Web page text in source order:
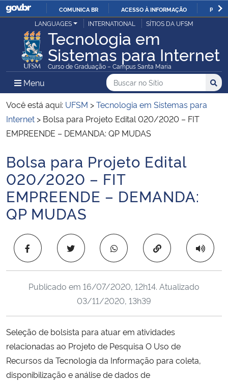
IR
PARA
O
CONTEÚDO
COMUNICA BR ACESSO À INFORMAÇÃO
Ministério da Justiça e Segurança Pública
Ministério da Defesa
Ministério das Relações Exteriores
Ministério da Economia
Ministério da Infraestrutura
Ministério da Agricultura, Pecuária e Abastecimento
Ministério da Educação
Ministério da Cidadania
Ministério da Saúde
Ministério de Minas e Energia
Ministério da Ciência, Tecnologia, Inovações e Comunicações
Ministério do Meio Ambiente
Ministério do Turismo
LANGUAGES INTERNATIONAL SÍTIOS DA UFSM
Tecnologia em
Sistemas para Internet
Curso de Graduação – Campus Santa Maria
Menu Menu Principal do Sítio
Busca
Buscar no no Sítio
Busca:
Você está aqui: UFSM >Tecnologia em Sistemas para
Internet > Bolsa para Projeto Edital 020/2020 – FIT
EMPREENDE – DEMANDA: QP MUDAS
Início do conteúdo
Bolsa para Projeto Edital
020/2020 – FIT
EMPREENDE – DEMANDA:
QP MUDAS
Copiar para área
Publicado em 16/07/2020, 12h14. Atualizado
03/11/2020, 13h39
Seleção de bolsista para atuar em atividades
relacionadas ao Projeto de Pesquisa O Uso de
Recursos da Tecnologia da Informação para coleta,
disponibilização e análise de dados de